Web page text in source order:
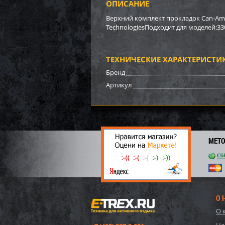
BRP
ОПИСАНИЕ
Верхний комплект прокладок Can-
TechnologiesПодходит для моделей:330
ТЕХНИЧЕСКИЕ
Бренд
Артикул
О
О